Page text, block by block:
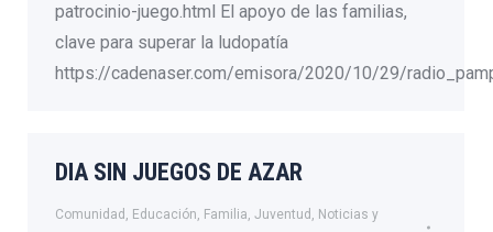
patrocinio-juego.html El apoyo de las familias,
clave para superar la ludopatía
https://cadenaser.com/emisora/2020/10/29/
DIA SIN JUEGOS DE AZAR
Comunidad , Educación, Familia, Juventud , Noticias y